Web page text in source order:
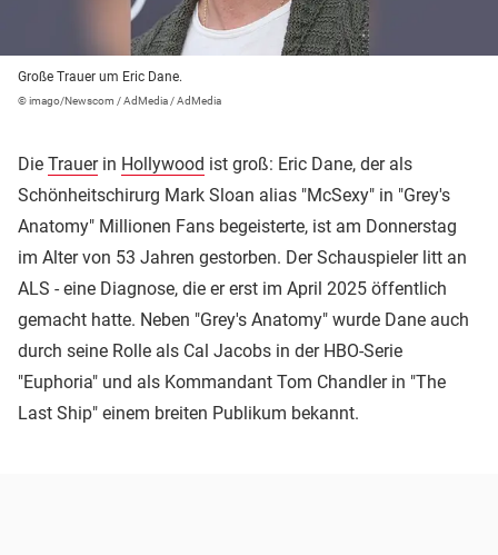
Große Trauer um Eric Dane.
© imago/Newscom / AdMedia / AdMedia
Die Trauerin Hollywood ist groß: Eric Dane, der als
Schönheitschirurg Mark Sloan alias "McSexy" in "Grey's
Anatomy" Millionen Fans begeisterte, ist am Donnerstag
im Alter von 53 Jahren gestorben. Der Schauspieler litt an
ALS - eine Diagnose, die er erst im April 2025 öffentlich
gemacht hatte. Neben "Grey's Anatomy" wurde Dane auch
durch seine Rolle als Cal Jacobs in der HBO-Serie
"Euphoria" und als Kommandant Tom Chandler in "The
Last Ship" einem breiten Publikum bekannt.